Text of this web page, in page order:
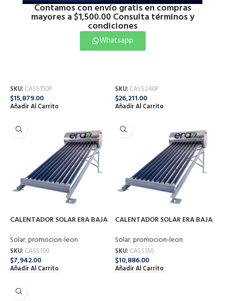
Contamos con envío gratis en compras
mayores a $1,500.00 Consulta términos y
condiciones
Whatsapp
SKU: CASS150P
$15,879.00
Añadir Al Carrito
SKU: CASS240P
$26,211.00
Añadir Al Carrito
CALENTADOR SOLAR ERA BAJA
Solar,promocion-leon
SKU: CASS100
$7,942.00
Añadir Al Carrito
CALENTADOR SOLAR ERA BAJA
Solar,promocion-leon
SKU: CASS150
$10,886.00
Añadir Al Carrito